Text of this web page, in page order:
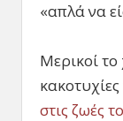
«απλά να
Μερικοί το
στις ζωές